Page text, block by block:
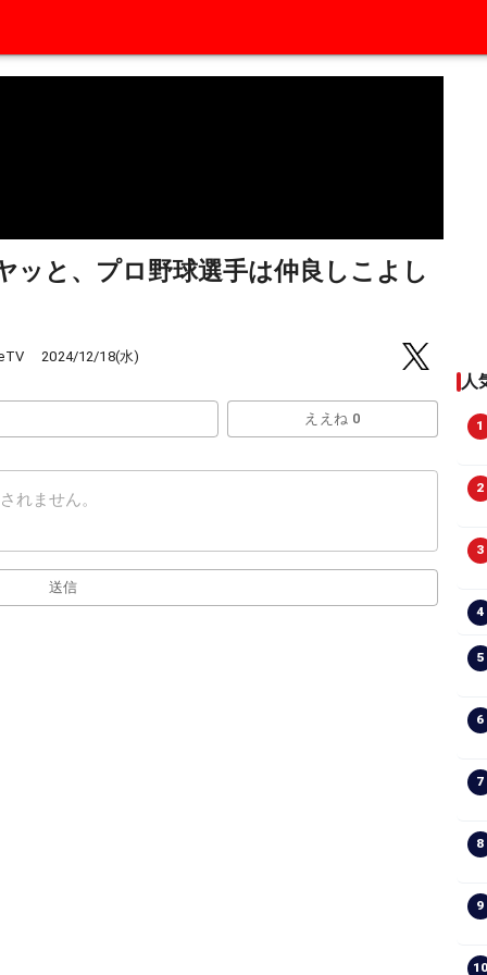
ッと、プロ野球選手は仲良しこよし
2024/12/18(水)
ええね 0
送信
人
1
2
3
4
5
6
7
8
9
10